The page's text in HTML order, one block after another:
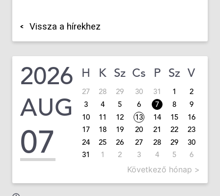
Vissza a hírekhez
2026
AUG
07
H K Sz Cs P Sz V
27 28 29 30 31 1
2
3
4 5 6 7 8
9
10
11 12 13 14 15
16
17
18 19 20 21 22
23
24
25 26 27 28 29
30
31
1 2 3 4 5 6
Következő hónap >